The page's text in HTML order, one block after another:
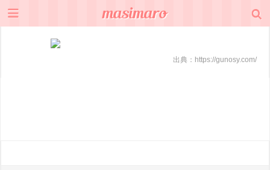
出典： https://gunosy.com/